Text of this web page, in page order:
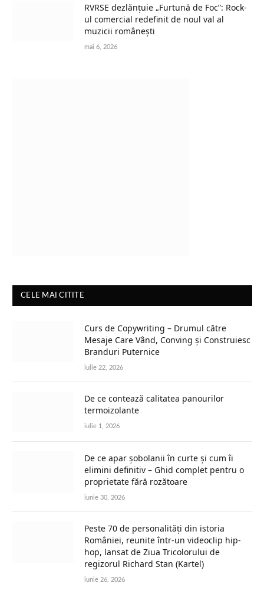
RVRSE dezlănțuie „Furtună de Foc”: Rock-
ul comercial redefinit de noul val al
muzicii românești
mai 6, 2026
CELE MAI CITITE
Curs de Copywriting – Drumul către
Mesaje Care Vând, Conving și Construiesc
Branduri Puternice
iulie 22, 2026
De ce contează calitatea panourilor
termoizolante
iulie 1, 2026
De ce apar șobolanii în curte și cum îi
elimini definitiv – Ghid complet pentru o
proprietate fără rozătoare
iunie 30, 2026
Peste 70 de personalități din istoria
României, reunite într-un videoclip hip-
hop, lansat de Ziua Tricolorului de
regizorul Richard Stan (Kartel)
iunie 26, 2026